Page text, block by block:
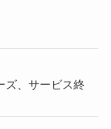
、サービス終